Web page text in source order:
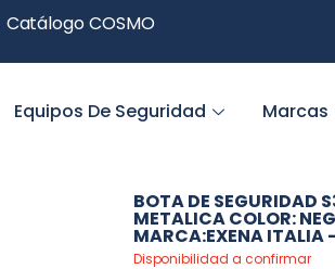
Catálogo COSMO
Equipos De Seguridad Marcas
BOTA DE SEGURIDAD
METALICA COLOR:
MARCA:EXENA ITALIA
Disponibilidad a confirmar